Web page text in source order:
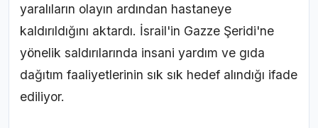
yaralıların olayın ardından hastaneye
kaldırıldığını aktardı. İsrail'in Gazze Şeridi'ne
yönelik saldırılarında insani yardım ve gıda
dağıtım faaliyetlerinin sık sık hedef alındığı ifade
ediliyor.